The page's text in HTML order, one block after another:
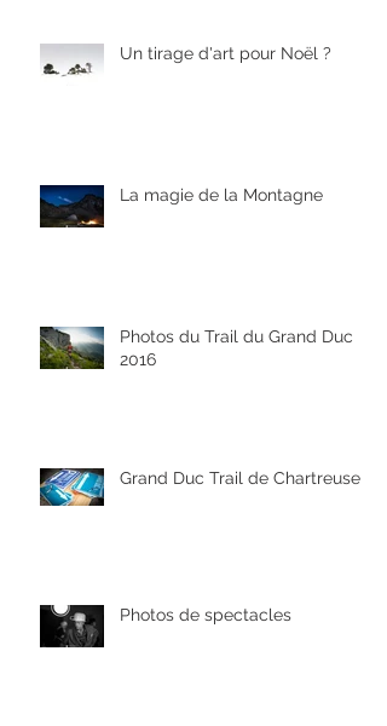
Un tirage d'art pour Noël ?
La magie de la Montagne
Photos du Trail du Grand Duc
2016
Grand Duc Trail de Chartreuse
Photos de spectacles